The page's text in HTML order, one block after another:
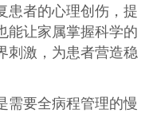
患者的心理创伤，提
能让家属掌握科学的
刺激，为患者营造稳
需要全病程管理的慢